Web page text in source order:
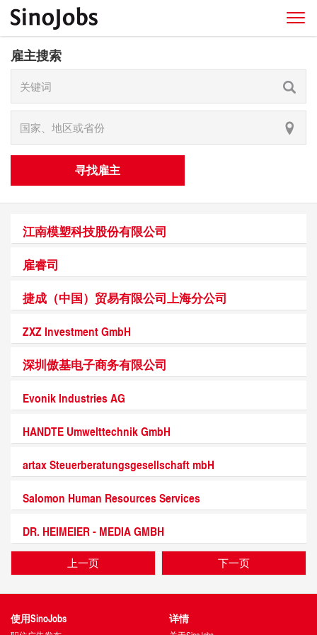
雇主搜索
寻找雇主
江南模塑科技股份有限公司
雇睿司
捷成（中国）贸易有限公司上海分公司
ZXZ Investment GmbH
深圳傲基电子商务有限公司
Evonik Industries AG
HANDTE Umwelttechnik GmbH
artax Steuerberatungsgesellschaft mbH
Salomon Human Resources Services
DR. HEIMEIER - MEDIA GMBH
上一页 下一页
使用SinoJobs 详情